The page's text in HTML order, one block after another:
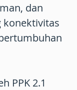
dan
konektivitas
PPK 2.1